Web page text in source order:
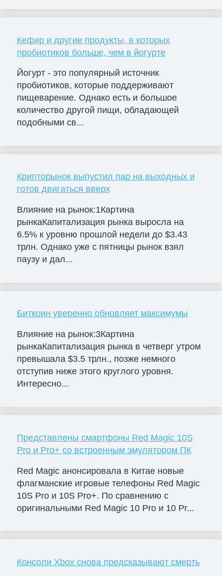
Кефир и другие продукты, в которых
пробиотиков больше, чем в йогурте
Йогурт - это популярный источник
пробиотиков, которые поддерживают
пищеварение. Однако есть и большое
количество другой пищи, обладающей
подобными св...
Крипторынок выпустил пар на выходных и
готов двигаться вверх
Влияние на рынок:1Картина
рынкаКапитализация рынка выросла на
6.5% к уровню прошлой недели до $3.43
трлн. Однако уже с пятницы рынок взял
паузу и дал...
Биткоин уверенно обновляет максимумы
Влияние на рынок:3Картина
рынкаКапитализация рынка в четверг утром
превышала $3.5 трлн., позже немного
отступив ниже этого круглого уровня.
Интересно...
Представлены смартфоны Red Magic 10S
Pro и Pro+ со встроенным эмулятором ПК
Red Magic анонсировала в Китае новые
флагманские игровые телефоны Red Magic
10S Pro и 10S Pro+. По сравнению с
оригинальными Red Magic 10 Pro и 10 Pr...
Консоли Xbox снова предсказывают смерть